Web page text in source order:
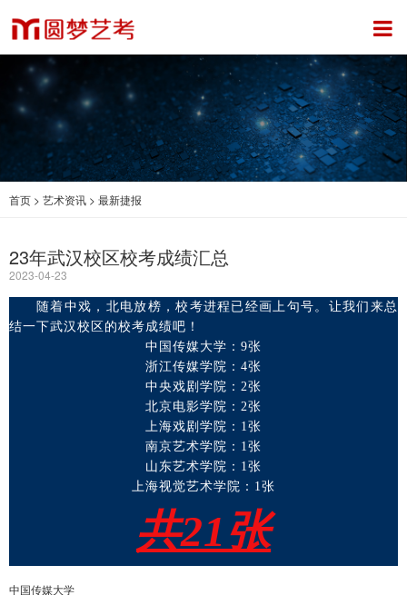
首页 > 艺术资讯 > 最新捷报
23年武汉校区校考成绩汇总
2023-04-23
随着中戏，北电放榜，校考进程已经画上句号。让我们来总
结一下武汉校区的校考成绩吧！
中国传媒大学：9张
浙江传媒学院：4张
中央戏剧学院：2张
北京电影学院：2张
上海戏剧学院：1张
南京艺术学院：1张
山东艺术学院：1张
上海视觉艺术学院：1张
共21张
中国传媒大学